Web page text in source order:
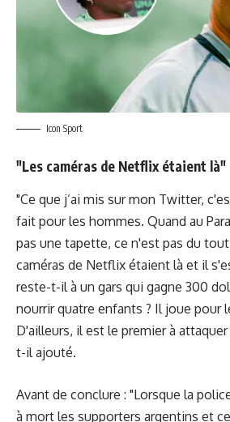
Icon Sport
"Les caméras de Netflix étaient là"
"Ce que j’ai mis sur mon Twitter,
fait pour les hommes. Quand au
pas une tapette, ce n'est pas du
caméras de Netflix étaient là et il
reste-t-il à un gars qui gagne 300
nourrir quatre enfants ? Il joue pour
D'ailleurs, il est le premier à
t-il ajouté.
Avant de conclure : "Lorsque la
à mort les supporters argentins et